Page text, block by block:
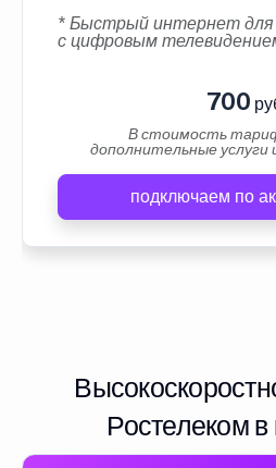
* Быстрый интернет
с цифровым
700
В стоимость
дополнительные услуги
подключаем по
Ростелеком в